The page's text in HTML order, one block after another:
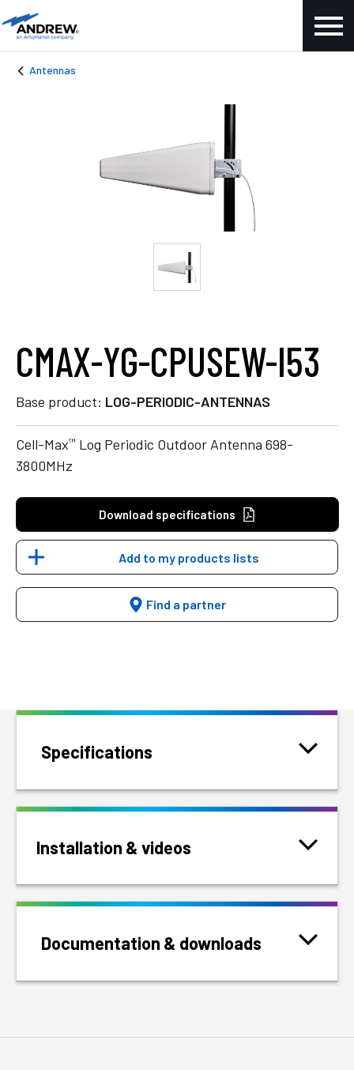
Antennas
CMAX-YG-CPUSEW-I53
Base product: LOG-PERIODIC-ANTENNAS
Cell-Max™ Log Periodic Outdoor Antenna 698-
3800MHz
Download specifications
Add to my products lists
Find a partner
Specifications
Installation & videos
Documentation & downloads